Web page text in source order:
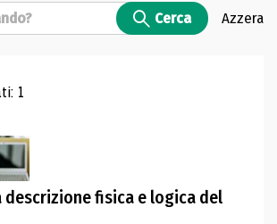
Cerca Azzera
di ricerca
1
descrizione fisica e logica del